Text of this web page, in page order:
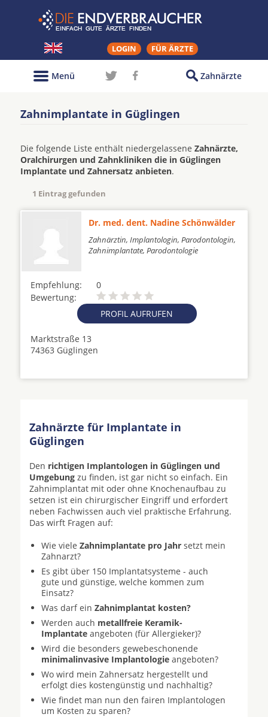
LOGIN FÜR ÄRZTE
Zahnärzte
Menü
Zahnimplantate in Güglingen
Die folgende Liste enthält niedergelassene Zahnärzte,
Oralchirurgen und Zahnkliniken die in Güglingen
Implantate und Zahnersatz anbieten.
1 Eintrag gefunden
Dr. med. dent. Nadine Schönwälder
Zahnärztin, Implantologin, Parodontologin,
Zahnimplantate, Parodontologie
Empfehlung:
0
Bewertung:
PROFIL AUFRUFEN
Marktstraße 13
74363 Güglingen
Zahnärzte für Implantate in
Güglingen
Den richtigen Implantologen in Güglingen und
Umgebung zu finden, ist gar nicht so einfach. Ein
Zahnimplantat mit oder ohne Knochenaufbau zu
setzen ist ein chirurgischer Eingriff und erfordert
neben Fachwissen auch viel praktische Erfahrung.
Das wirft Fragen auf:
Wie viele Zahnimplantate pro Jahr setzt mein
Zahnarzt?
Es gibt über 150 Implantatsysteme - auch
gute und günstige, welche kommen zum
Einsatz?
Was darf ein Zahnimplantat kosten?
Werden auch metallfreie Keramik-
Implantate angeboten (für Allergieker)?
Wird die besonders gewebeschonende
minimalinvasive Implantologie angeboten?
Wo wird mein Zahnersatz hergestellt und
erfolgt dies kostengünstig und nachhaltig?
Wie findet man nun den fairen Implantologen
um Kosten zu sparen?